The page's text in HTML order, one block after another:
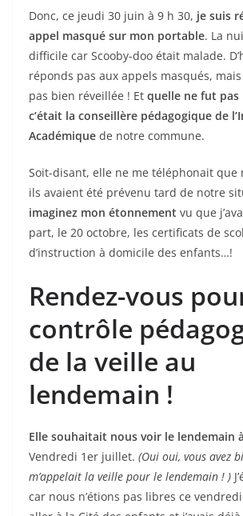
Donc, ce jeudi 30 juin à 9 h 30, je suis
appel masqué sur mon portable. La
difficile car Scooby-doo était malade.
réponds pas aux appels masqués, mais
pas bien réveillée ! Et quelle ne fut pas
c’était la conseillère pédagogique de
Académique de notre commune.
Soit-disant, elle ne me téléphonait que
ils avaient été prévenu tard de notre
imaginez mon étonnement vu que
part, le 20 octobre, les certificats de
d’instruction à domicile des enfants…!
Rendez-vous
contrôle
de la veille au
lendemain !
Elle souhaitait nous voir le lendemain
Vendredi 1er juillet. (Oui oui, vous avez
m’appelait la veille pour le lendemain ! )
car nous n’étions pas libres ce